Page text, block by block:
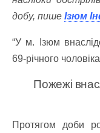
добу, пише Ізюм
“У м. Ізюм
69-річного
Пожежі
Протягом доби